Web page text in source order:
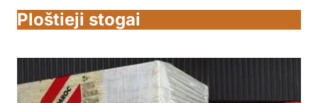
Ploštieji stogai